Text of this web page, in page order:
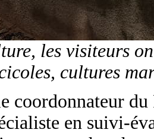
les visiteurs
cultures
coordonnateur
en suivi-